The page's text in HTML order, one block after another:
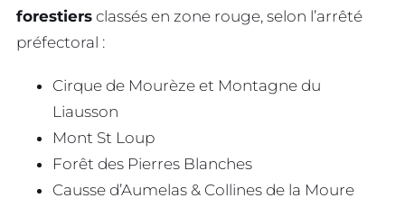
forestiers classés en zone rouge, selon l’arrêté
préfectoral :
Cirque de Mourèze et Montagne du
Liausson
Mont St Loup
Forêt des Pierres Blanches
Causse d’Aumelas & Collines de la Moure